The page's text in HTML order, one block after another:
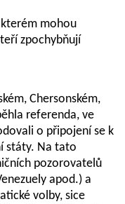
mohou
zpochybňují
Chersonském,
referenda, ve
o připojení se k
státy. Na tato
pozorovatelů
apod.) a
volby, sice